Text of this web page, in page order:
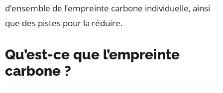
d’ensemble de l’empreinte carbone individuelle, ainsi
que des pistes pour la réduire.
Qu’est-ce que l’empreinte
carbone ?